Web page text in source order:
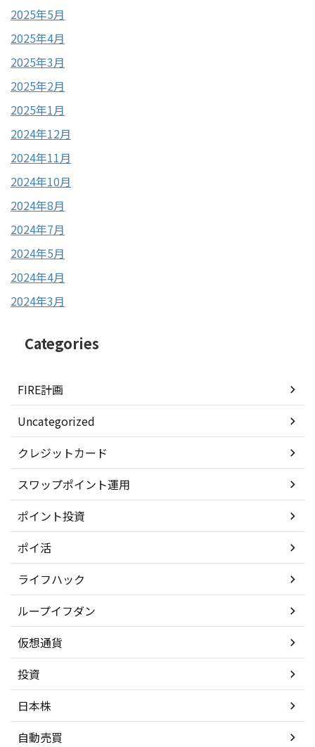
2025年5月
2025年4月
2025年3月
2025年2月
2025年1月
2024年12月
2024年11月
2024年10月
2024年8月
2024年7月
2024年5月
2024年4月
2024年3月
Categories
FIRE計画
Uncategorized
クレジットカード
スワップポイント運用
ポイント投資
ポイ活
ライフハック
ループイフダン
仮想通貨
投資
日本株
自動売買